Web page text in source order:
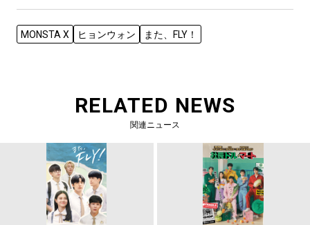
MONSTA X ヒョンウォン また、FLY！
RELATED NEWS
関連ニュース